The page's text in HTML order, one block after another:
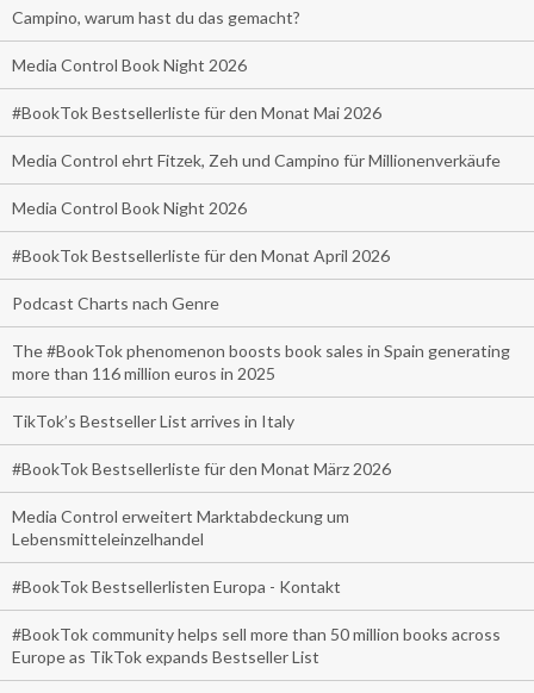
Campino, warum hast du das gemacht?
Media Control Book Night 2026
#BookTok Bestsellerliste für den Monat Mai 2026
Media Control ehrt Fitzek, Zeh und Campino für Millionenverkäufe
Media Control Book Night 2026
#BookTok Bestsellerliste für den Monat April 2026
Podcast Charts nach Genre
The #BookTok phenomenon boosts book sales in Spain generating
more than 116 million euros in 2025
TikTok’s Bestseller List arrives in Italy
#BookTok Bestsellerliste für den Monat März 2026
Media Control erweitert Marktabdeckung um
Lebensmitteleinzelhandel
#BookTok Bestsellerlisten Europa - Kontakt
#BookTok community helps sell more than 50 million books across
Europe as TikTok expands Bestseller List